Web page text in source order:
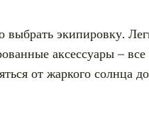
выбрать экипировку.
аксессуары –
от жаркого